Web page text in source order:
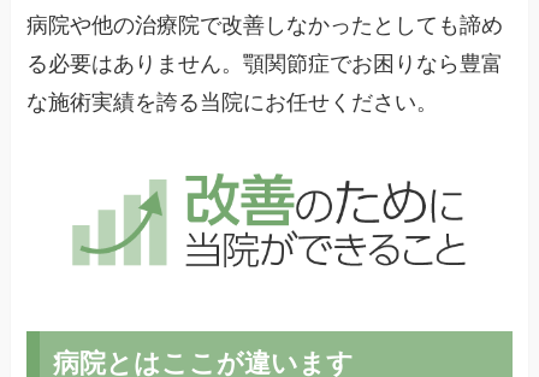
病院や他の治療院で改善しなかったとしても諦め
る必要はありません。顎関節症でお困りなら豊富
な施術実績を誇る当院にお任せください。
病院とはここが違います